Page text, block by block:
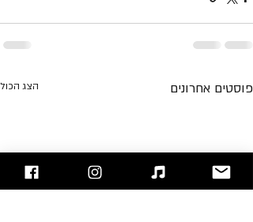
פוסטים אחרונים הצג הכול